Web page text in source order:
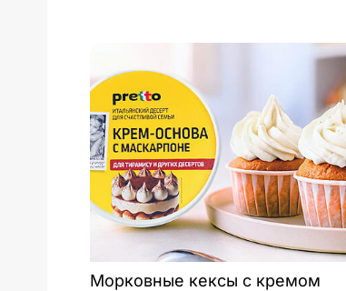
Морковные кексы с кремом